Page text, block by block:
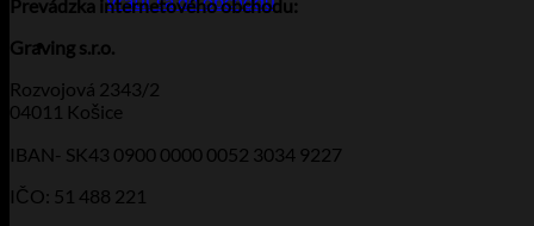
Prevádzka internetového obchodu:
Graving s.r.o.
Rozvojová 2343/2
04011 Košice
IBAN- SK43 0900 0000 0052 3034 9227
IČO: 51 488 221